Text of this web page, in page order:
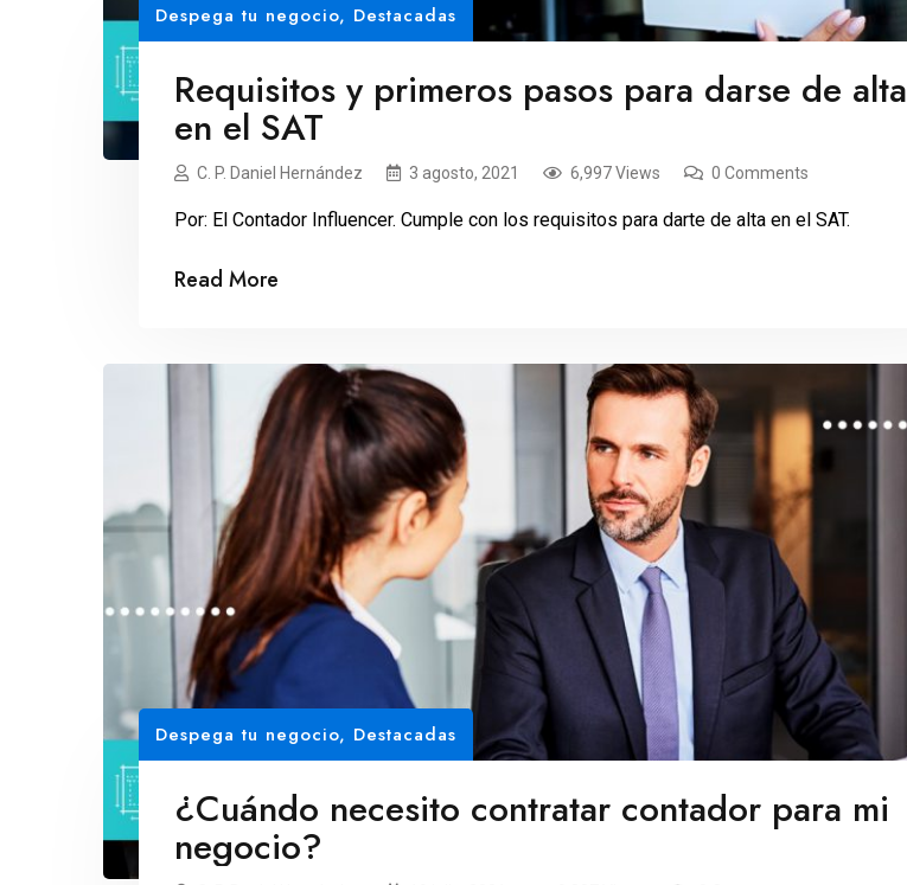
Despega tu negocio, Destacadas
Requisitos y primeros pasos para darse de alta
en el SAT
C. P. Daniel Hernández 3 agosto, 2021 6,997 Views 0 Comments
Por: El Contador Influencer. Cumple con los requisitos para darte de alta en el SAT.
Read More
Despega tu negocio, Destacadas
¿Cuándo necesito contratar contador para mi
negocio?